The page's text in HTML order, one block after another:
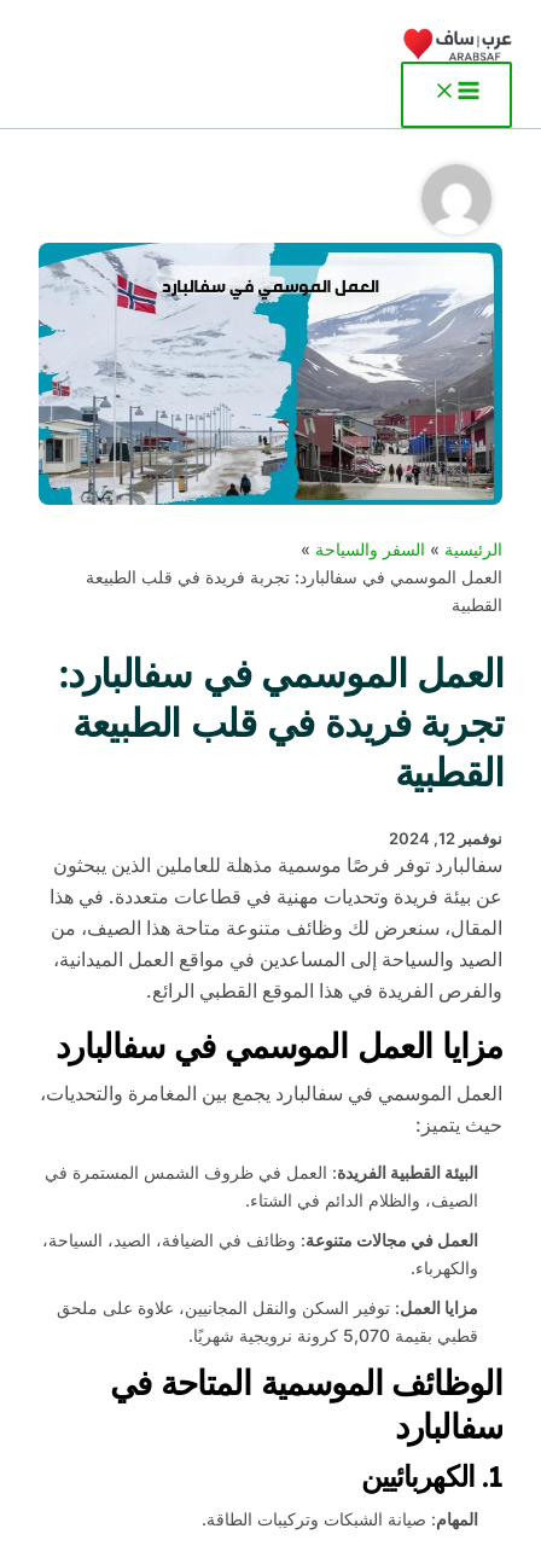
المحتوى
الرئيسية
السفر والسياحة
العمل الموسمي في سفالبارد: تجربة فريدة في قلب الطبيعة
القطبية
العمل الموسمي في سفالبارد:
تجربة فريدة في قلب الطبيعة
القطبية
نوفمبر 12, 2024
سفالبارد توفر فرصًا موسمية مذهلة للعاملين الذين يبحثون
عن بيئة فريدة وتحديات مهنية في قطاعات متعددة. في هذا
المقال، سنعرض لك وظائف متنوعة متاحة هذا الصيف، من
الصيد والسياحة إلى المساعدين في مواقع العمل الميدانية،
والفرص الفريدة في هذا الموقع القطبي الرائع.
مزايا العمل الموسمي في سفالبارد
العمل الموسمي في سفالبارد يجمع بين المغامرة والتحديات،
حيث يتميز:
البيئة القطبية الفريدة: العمل في ظروف الشمس المستمرة في
الصيف، والظلام الدائم في الشتاء.
العمل في مجالات متنوعة: وظائف في الضيافة، الصيد، السياحة،
والكهرباء.
مزايا العمل: توفير السكن والنقل المجانيين، علاوة على ملحق
قطبي بقيمة 5,070 كرونة نرويجية شهريًا.
الوظائف الموسمية المتاحة في
سفالبارد
1. الكهربائيين
المهام: صيانة الشبكات وتركيبات الطاقة.